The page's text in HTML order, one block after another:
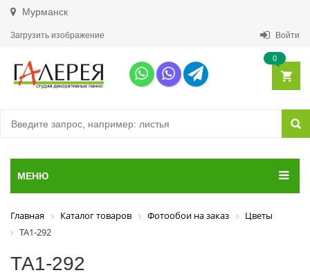
Мурманск
Загрузить изображение Войти
0
МЕНЮ
Главная Каталог товаров Фотообои на заказ
Цветы
ТА1-292
ТА1-292